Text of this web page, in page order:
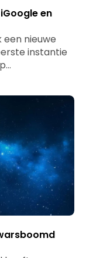
en
nieuwe
instantie